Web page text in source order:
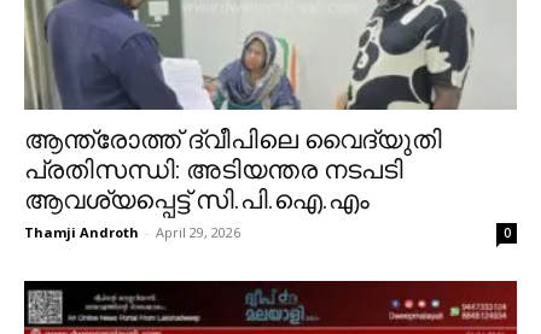
ആന്ത്രോത്ത് ദ്വീപിലെ വൈദ്യുതി
പ്രതിസന്ധി: അടിയന്തര നടപടി
ആവശ്യപ്പെട്ട് സി.പി.ഐ.എം
Thamji Androth - April 29, 2026 0